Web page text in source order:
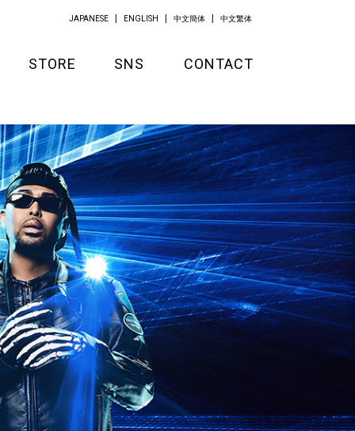
STORE
APPAREL
KITCHEN
SNS CONTACT
JAPANESE ENGLISH 中文簡体 中文繁体